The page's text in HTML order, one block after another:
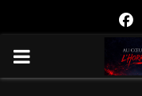
PRIMARY